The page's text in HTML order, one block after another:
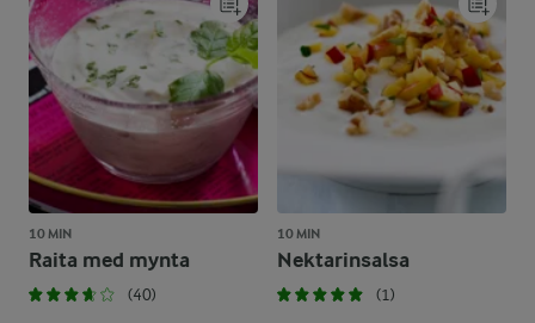
10 MIN
Raita med mynta
(40)
10 MIN
Nektarinsalsa
(1)